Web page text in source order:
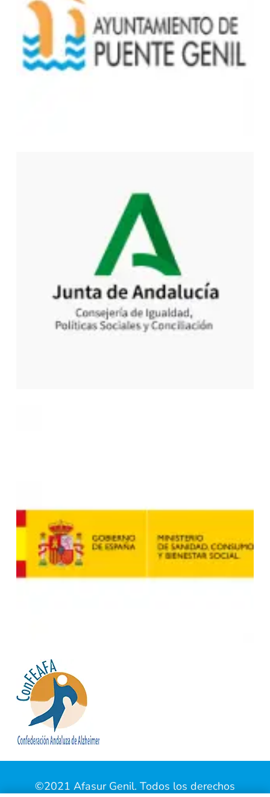
©2021 Afasur Genil. Todos los derechos